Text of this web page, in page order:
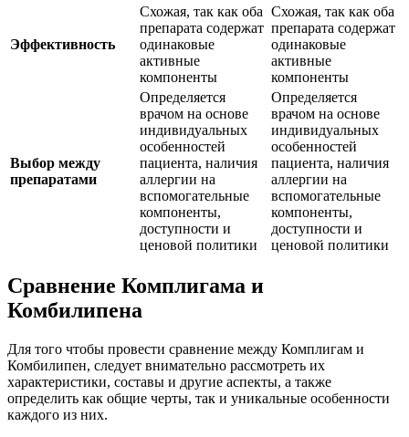
Эффективность
Схожая, так как оба
препарата содержат
одинаковые
активные
компоненты
Схожая, так как оба
препарата содержат
одинаковые
активные
компоненты
Выбор между
препаратами
Определяется
врачом на основе
индивидуальных
особенностей
пациента, наличия
аллергии на
вспомогательные
компоненты,
доступности и
ценовой политики
Определяется
врачом на основе
индивидуальных
особенностей
пациента, наличия
аллергии на
вспомогательные
компоненты,
доступности и
ценовой политики
Сравнение Комплигама и
Комбилипена
Для того чтобы провести сравнение между Комплигам и
Комбилипен, следует внимательно рассмотреть их
характеристики, составы и другие аспекты, а также
определить как общие черты, так и уникальные особенности
каждого из них.